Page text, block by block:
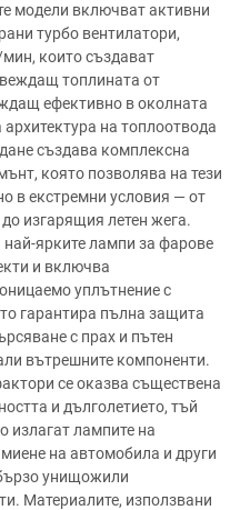
модели включват активни
турбо вентилатори,
които създават
топлината от
ефективно в околната
на топлоотвода
създава комплексна
която позволява на тези
в екстремни условия — от
изгарящия летен жега.
най-ярките лампи за фарове
и включва
уплътнение с
гарантира пълна защита
с прах и пътен
вътрешните компоненти.
се оказва съществена
и дълголетието, тъй
излагат лампите на
на автомобила и други
унищожили
Материалите, използвани